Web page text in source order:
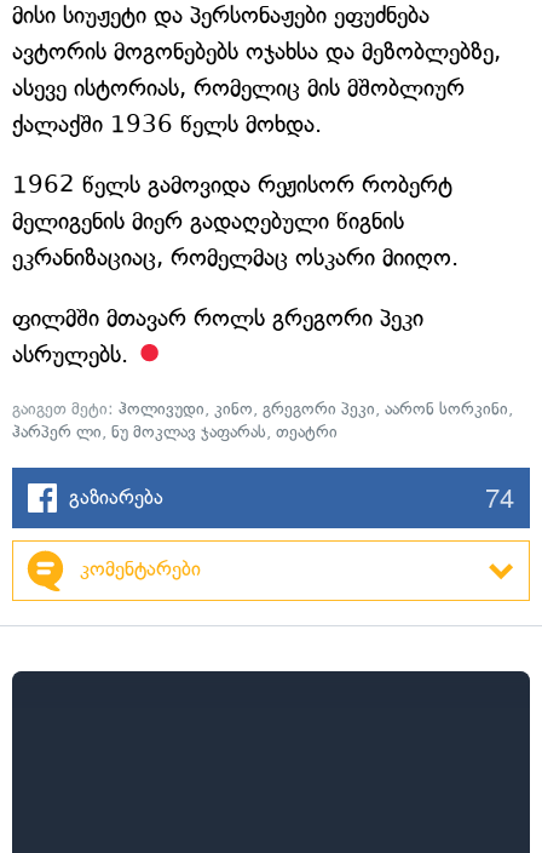
მისი სიუჟეტი და პერსონაჟები ეფუძნება
ავტორის მოგონებებს ოჯახსა და მეზობლებზე,
ასევე ისტორიას, რომელიც მის მშობლიურ
ქალაქში 1936 წელს მოხდა.
1962 წელს გამოვიდა რეჟისორ რობერტ
მელიგენის მიერ გადაღებული წიგნის
ეკრანიზაციაც, რომელმაც ოსკარი მიიღო.
ფილმში მთავარ როლს გრეგორი პეკი
ასრულებს.
გაიგეთ მეტი: ჰოლივუდი, კინო, გრეგორი პეკი, აარონ სორკინი,
ჰარპერ ლი, ნუ მოკლავ ჯაფარას, თეატრი
გაზიარება 74
კომენტარები